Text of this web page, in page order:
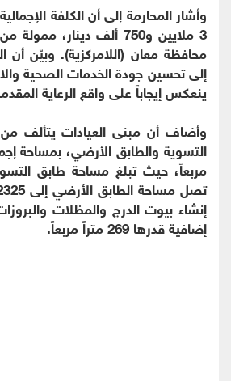
وأشار المحارمة إلى أن الكلفة
3 ملايين و750 ألف
محافظة معان (اللامركزية). وبيّن أن
إلى تحسين جودة الخدمات الصحية
ينعكس إيجاباً على واقع الرعاية
وأضاف أن مبنى العيادات يتألف
إنشاء بيوت الدرج والمظلات
إضافية قدرها 269 متراً مربعاً.